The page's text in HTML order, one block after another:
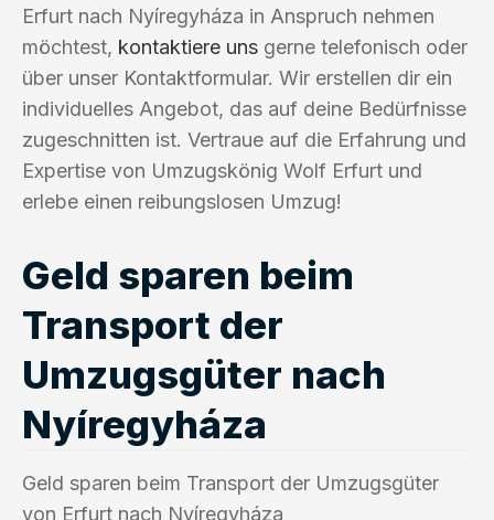
Erfurt nach Nyíregyháza in Anspruch nehmen
möchtest, kontaktiere uns gerne telefonisch oder
über unser Kontaktformular. Wir erstellen dir ein
individuelles Angebot, das auf deine Bedürfnisse
zugeschnitten ist. Vertraue auf die Erfahrung und
Expertise von Umzugskönig Wolf Erfurt und
erlebe einen reibungslosen Umzug!
Geld sparen beim
Transport der
Umzugsgüter nach
Nyíregyháza
Geld sparen beim Transport der Umzugsgüter
von Erfurt nach Nyíregyháza